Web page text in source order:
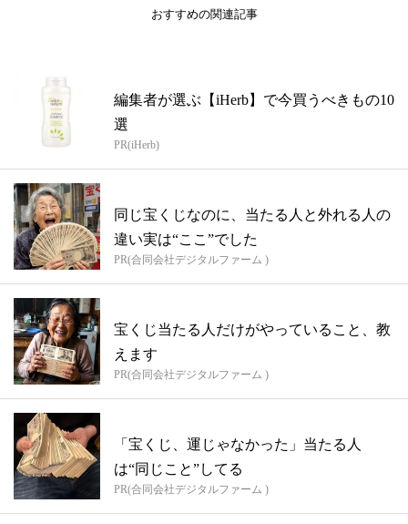
おすすめの関連記事
編集者が選ぶ【iHerb】で今買うべきもの10
選
PR(iHerb)
同じ宝くじなのに、当たる人と外れる人の
違い実は“ここ”でした
PR(合同会社デジタルファーム )
宝くじ当たる人だけがやっていること、教
えます
PR(合同会社デジタルファーム )
「宝くじ、運じゃなかった」当たる人
は“同じこと”してる
PR(合同会社デジタルファーム )